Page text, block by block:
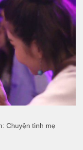
Chuyện tình mẹ